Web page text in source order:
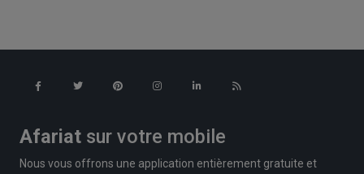
Afariat sur votre mobile
Nous vous offrons une application entièrement gratuite et